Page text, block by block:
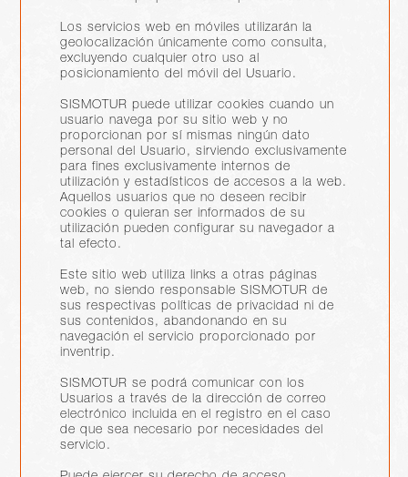
Los servicios web en móviles utilizarán la
geolocalización únicamente como consulta,
excluyendo cualquier otro uso al
posicionamiento del móvil del Usuario.
SISMOTUR puede utilizar cookies cuando un
usuario navega por su sitio web y no
proporcionan por sí mismas ningún dato
personal del Usuario, sirviendo exclusivamente
para fines exclusivamente internos de
utilización y estadísticos de accesos a la web.
Aquellos usuarios que no deseen recibir
cookies o quieran ser informados de su
utilización pueden configurar su navegador a
tal efecto.
Este sitio web utiliza links a otras páginas
web, no siendo responsable SISMOTUR de
sus respectivas políticas de privacidad ni de
sus contenidos, abandonando en su
navegación el servicio proporcionado por
inventrip.
SISMOTUR se podrá comunicar con los
Usuarios a través de la dirección de correo
electrónico incluida en el registro en el caso
de que sea necesario por necesidades del
servicio.